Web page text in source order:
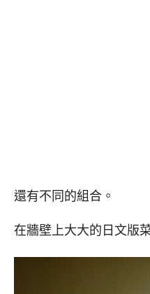
還有不同的組合。
在牆壁上大大的日文版